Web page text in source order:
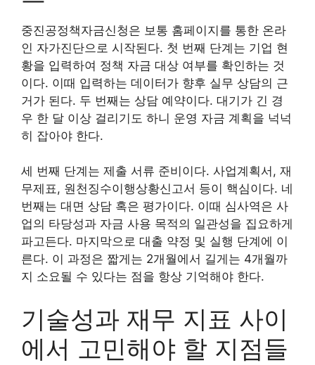
중진공정책자금신청은 보통 홈페이지를 통한 온라
인 자가진단으로 시작된다. 첫 번째 단계는 기업 현
황을 입력하여 정책 자금 대상 여부를 확인하는 것
이다. 이때 입력하는 데이터가 향후 실무 상담의 근
거가 된다. 두 번째는 상담 예약이다. 대기가 긴 경
우 한 달 이상 걸리기도 하니 운영 자금 계획을 넉넉
히 잡아야 한다.
세 번째 단계는 제출 서류 준비이다. 사업계획서, 재
무제표, 원천징수이행상황신고서 등이 핵심이다. 네
번째는 대면 상담 혹은 평가이다. 이때 심사역은 사
업의 타당성과 자금 사용 목적의 일관성을 집요하게
파고든다. 마지막으로 대출 약정 및 실행 단계에 이
른다. 이 과정은 짧게는 2개월에서 길게는 4개월까
지 소요될 수 있다는 점을 항상 기억해야 한다.
기술성과 재무 지표 사이
에서 고민해야 할 지점들